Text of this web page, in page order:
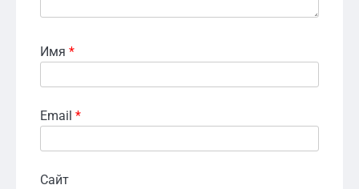
Имя *
Email *
Сайт